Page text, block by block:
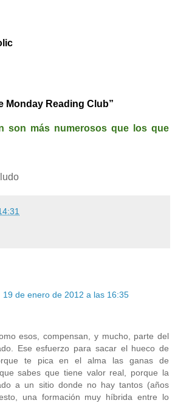
Monday Reading Club”
son más numerosos que los que
19 de enero de 2012 a las 16:35
esos, compensan, y mucho, parte del
Ese esfuerzo para sacar el hueco de
te pica en el alma las ganas de
sabes que tiene valor real, porque la
a un sitio donde no hay tantos (años
una formación muy híbrida entre lo